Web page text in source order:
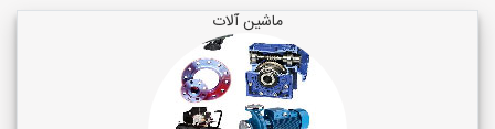
ماشین آلات